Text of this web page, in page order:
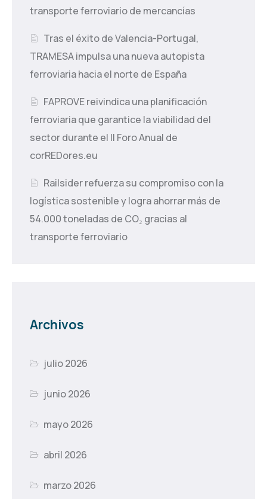
transporte ferroviario de mercancías
Tras el éxito de Valencia-Portugal,
TRAMESA impulsa una nueva autopista
ferroviaria hacia el norte de España
FAPROVE reivindica una planificación
ferroviaria que garantice la viabilidad del
sector durante el II Foro Anual de
corREDores.eu
Railsider refuerza su compromiso con la
logística sostenible y logra ahorrar más de
54.000 toneladas de CO₂ gracias al
transporte ferroviario
Archivos
julio 2026
junio 2026
mayo 2026
abril 2026
marzo 2026